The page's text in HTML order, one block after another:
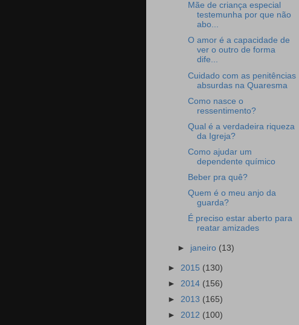
Mãe de criança especial
testemunha por que não
abo...
O amor é a capacidade de
ver o outro de forma
dife...
Cuidado com as penitências
absurdas na Quaresma
Como nasce o
ressentimento?
Qual é a verdadeira riqueza
da Igreja?
Como ajudar um
dependente químico
Beber pra quê?
Quem é o meu anjo da
guarda?
É preciso estar aberto para
reatar amizades
► janeiro (13)
► 2015 (130)
► 2014 (156)
► 2013 (165)
► 2012 (100)